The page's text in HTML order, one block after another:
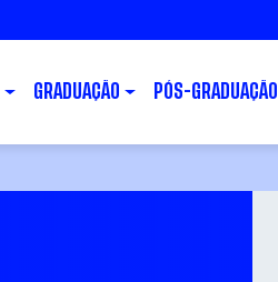
GRADUAÇÃO PÓS-GRADUAÇÃO